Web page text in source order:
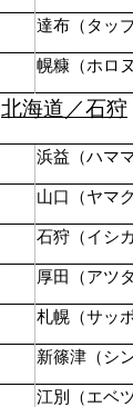
達布（タップ
幌糠（ホロヌ
北海道／石狩
浜益（ハママ
山口（ヤマグ
石狩（イシカ
厚田（アツタ
札幌（サッポ
新篠津（シ
江別（エベツ